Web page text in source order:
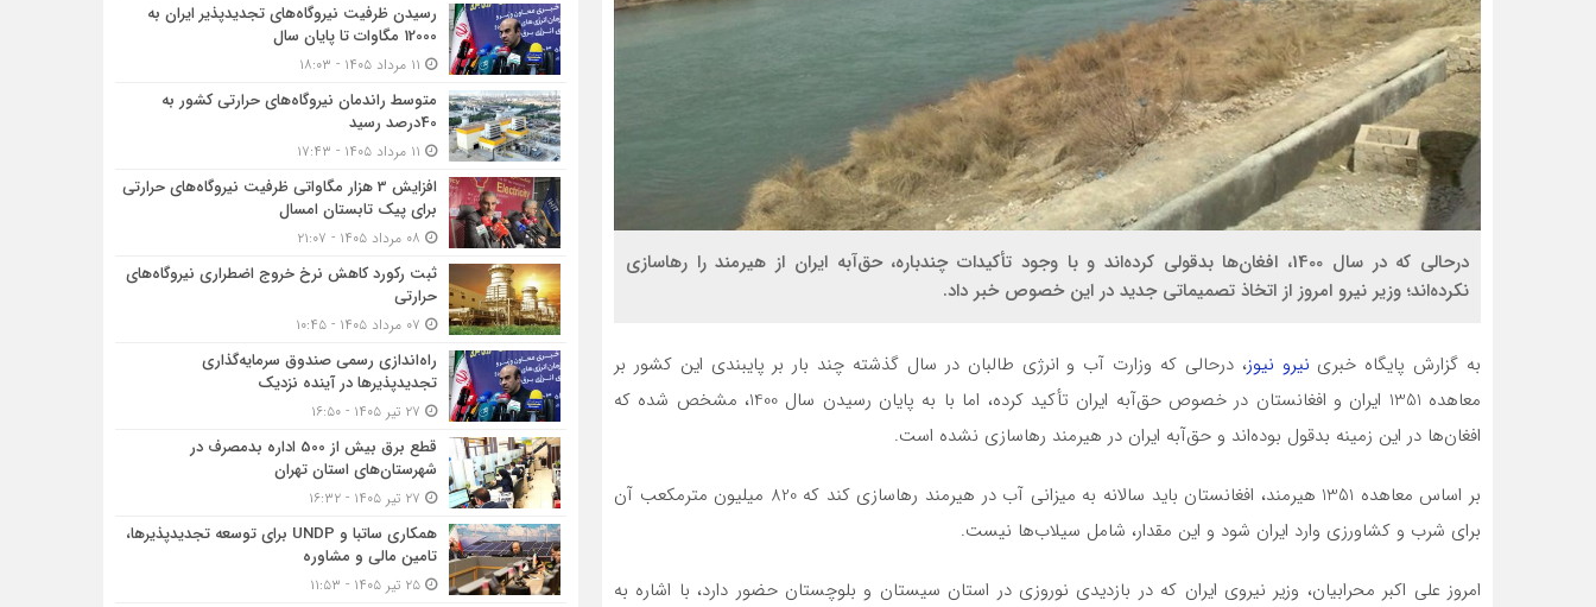
درحالی که در سال 1400، افغان‌ها بدقولی کرده‌اند و با وجود تأکیدات چندباره، حق‌آبه ایران از هیرمند را رهاسازی
نکرده‌اند؛ وزیر نیرو امروز از اتخاذ تصمیماتی جدید در این خصوص خبر داد.
به گزارش پایگاه خبری نیرو نیوز، درحالی که وزارت آب و انرژی طالبان در سال گذشته چند بار بر پایبندی این کشور بر
معاهده 1351 ایران و افغانستان در خصوص حق‌آبه ایران تأکید کرده، اما با به پایان رسیدن سال 1400، مشخص شده که
افغان‌ها در این زمینه بدقول بوده‌اند و حق‌آبه ایران در هیرمند رهاسازی نشده است.
بر اساس معاهده 1351 هیرمند، افغانستان باید سالانه به میزانی آب در هیرمند رهاسازی کند که 820 میلیون مترمکعب آن
برای شرب و کشاورزی وارد ایران شود و این مقدار، شامل سیلاب‌ها نیست.
امروز علی اکبر محرابیان، وزیر نیروی ایران که در بازدیدی نوروزی در استان سیستان و بلوچستان حضور دارد، با اشاره به
رسیدن ظرفیت نیروگاه‌های تجدیدپذیر ایران به
12000 مگاوات تا پایان سال
متوسط راندمان نیروگاه‌های حرارتی کشور به
40درصد رسید
افزایش 3 هزار مگاواتی ظرفیت نیروگاه‌های حرارتی
برای پیک تابستان امسال
ثبت رکورد کاهش نرخ خروج اضطراری نیروگاه‌های
حرارتی
راه‌اندازی رسمی صندوق سرمایه‌گذاری
تجدیدپذیرها در آینده نزدیک
قطع برق بیش از 500 اداره بدمصرف در
شهرستان‌های استان تهران
همکاری ساتبا و UNDP برای توسعه تجدیدپذیرها،
تامین مالی و مشاوره
۲۵ تیر ۱۴۰۵ - ۱۱:۵۳